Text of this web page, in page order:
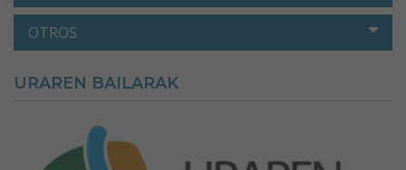
OTROS
URAREN BAILARAK